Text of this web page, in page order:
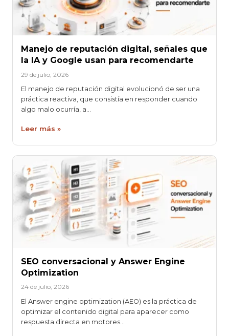
Manejo de reputación digital, señales que
la IA y Google usan para recomendarte
29 de julio, 2026
El manejo de reputación digital evolucionó de ser una
práctica reactiva, que consistía en responder cuando
algo malo ocurría, a…
Leer más »
SEO conversacional y Answer Engine
Optimization
24 de julio, 2026
El Answer engine optimization (AEO) es la práctica de
optimizar el contenido digital para aparecer como
respuesta directa en motores…